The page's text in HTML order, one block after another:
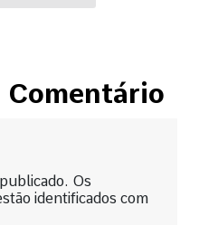
Comentário
Os
identificados com